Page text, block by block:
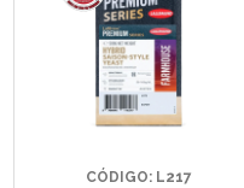
CÓDIGO: L217